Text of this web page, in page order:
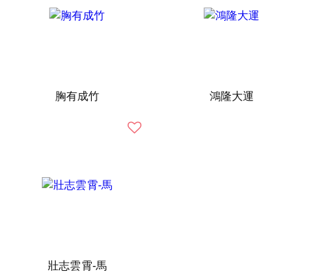
胸有成竹 鴻隆大運
壯志雲霄-馬